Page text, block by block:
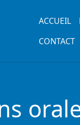
Main
ACCUEIL
CONTACT